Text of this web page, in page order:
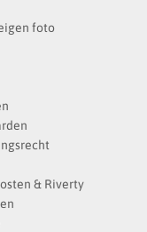
foto
& Riverty